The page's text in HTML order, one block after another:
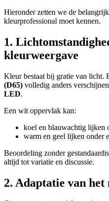
Hieronder zetten we de
kleurprofessional moet kennen.
1.
kleurweergave
Kleur bestaat bij gratie van licht.
(D65) volledig anders
LED.
Een wit oppervlak kan:
koel en blauwachtig lijken
warm en geel lijken onder
Beoordeling zonder
altijd tot variatie en discussie.
2. Adaptatie van het